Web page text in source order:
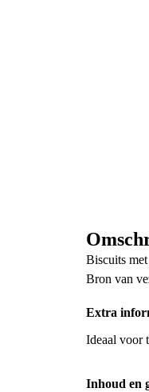
Biscuits
Bron van
Extra
Ideaal voor
Inhoud en